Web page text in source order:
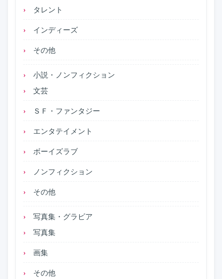
タレント
インディーズ
その他
小説・ノンフィクション
文芸
ＳＦ・ファンタジー
エンタテイメント
ボーイズラブ
ノンフィクション
その他
写真集・グラビア
写真集
画集
その他